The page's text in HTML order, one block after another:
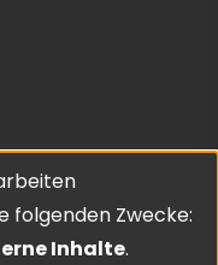
| theme inspired by
folgenden Zwecke:
Inhalte.